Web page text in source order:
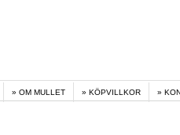
OM MULLET KÖPVILLKOR